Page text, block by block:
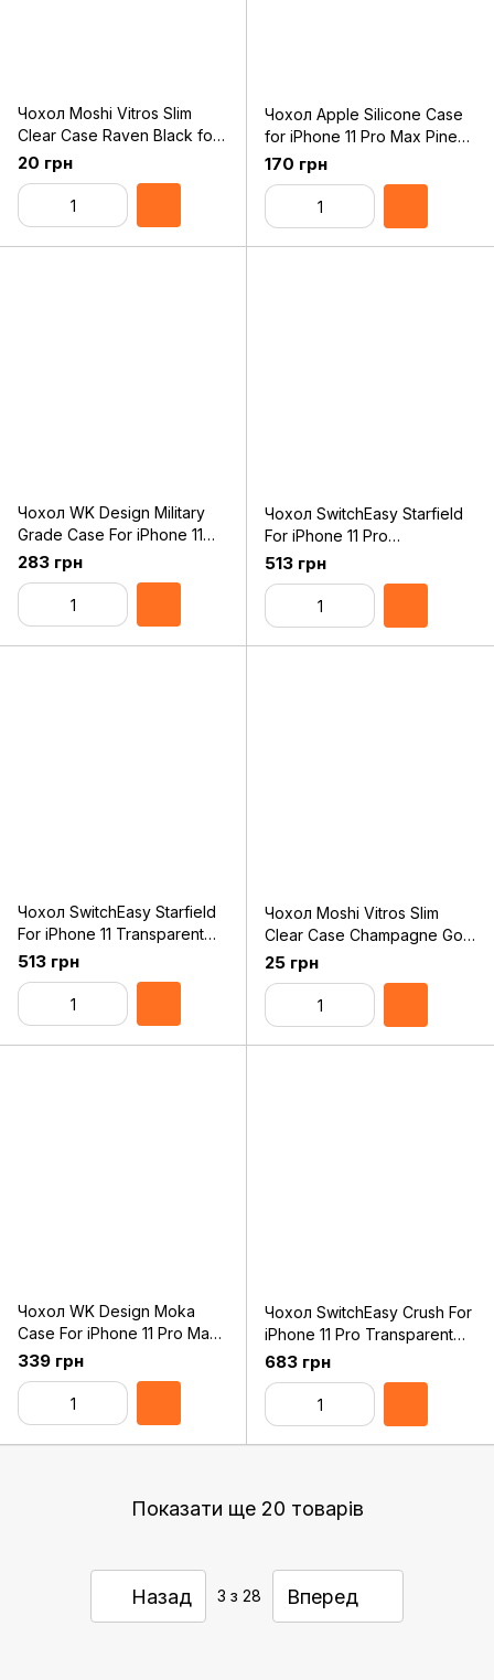
Чохол Moshi Vitros Slim
Clear Case Raven Black for
iPhone 11 Pro (99MO103036)
20 грн
Чохол Apple Silicone Case
for iPhone 11 Pro Max Pine
Green Original Assembly
170 грн
Чохол WK Design Military
Grade Case For iPhone 11
Pro Max Black (WPC-097)
283 грн
Чохол SwitchEasy Starfield
For iPhone 11 Pro
Transparent Rose (GS-103-
80-171-61)
513 грн
Чохол SwitchEasy Starfield
For iPhone 11 Transparent
Black (GS-103-82-171-66)
513 грн
Чохол Moshi Vitros Slim
Clear Case Champagne Gold
for iPhone 11 Pro Max
(99MO103305)
25 грн
Чохол WK Design Moka
Case For iPhone 11 Pro Max
Red (WPC-106)
339 грн
Чохол SwitchEasy Crush For
iPhone 11 Pro Transparent
(GS-103-84-168-65)
683 грн
Показати ще 20 товарів
Назад 3 з 28 Вперед